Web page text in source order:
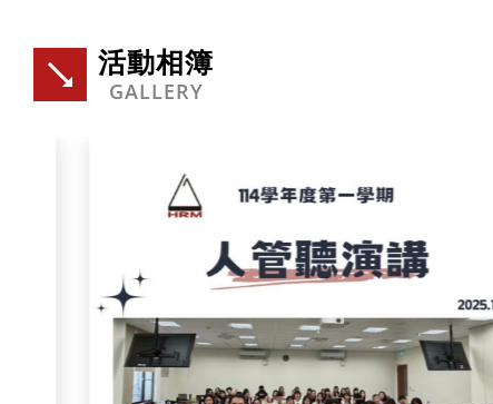
活動相簿
GALLERY